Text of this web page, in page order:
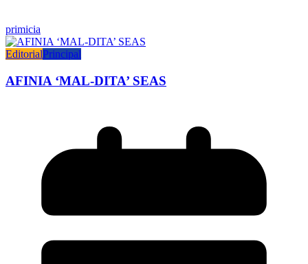
primicia
EditorialPrincipal
AFINIA ‘MAL-DITA’ SEAS